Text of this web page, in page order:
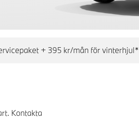
+ 395 kr/mån för vinterhjul*
Kontakta